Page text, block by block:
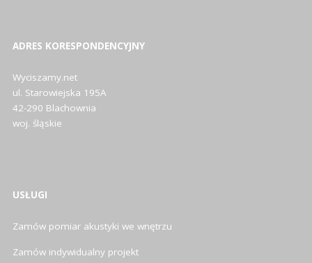
ADRES KORESPONDENCYJNY
Wyciszamy.net
ul. Starowiejska 195A
42-290 Blachownia
woj. śląskie
USŁUGI
Zamów pomiar akustyki we wnętrzu
Zamów indywidualny projekt